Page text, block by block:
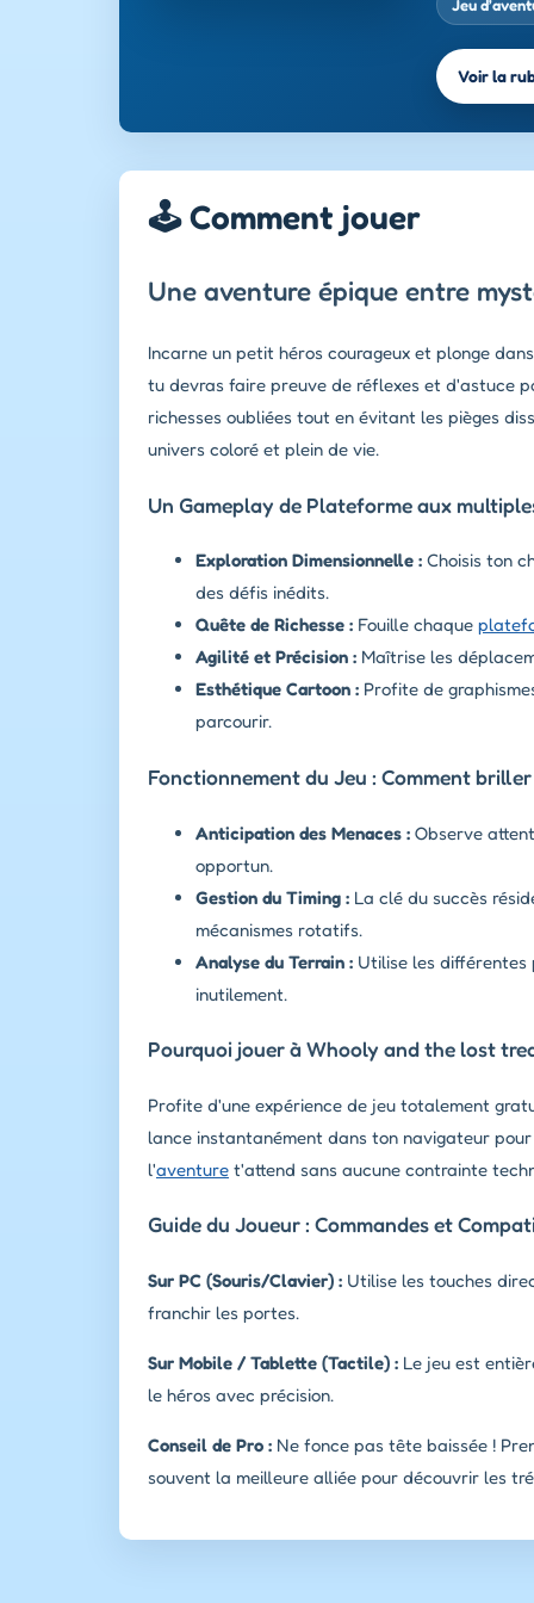
Jeu
Voir la
🕹️ Comment jouer
Une aventure épique entre
Incarne un petit héros courageux et plonge
tu devras faire preuve de réflexes et d'astuce
richesses oubliées tout en évitant les pièges
univers coloré et plein de vie.
Un Gameplay de Plateforme aux
Exploration Dimensionnelle : Choisis ton
des défis inédits.
Quête de Richesse : Fouille chaque
Agilité et Précision : Maîtrise les
Esthétique Cartoon : Profite de
parcourir.
Fonctionnement du Jeu : Comment
Anticipation des Menaces : Observe
opportun.
Gestion du Timing : La clé du succès
mécanismes rotatifs.
Analyse du Terrain : Utilise les différentes
inutilement.
Pourquoi jouer à Whooly and the lost
Profite d'une expérience de jeu totalement
lance instantanément dans ton navigateur
l'aventure t'attend sans aucune contrainte
Guide du Joueur : Commandes et
Sur PC (Souris/Clavier) : Utilise les touches
franchir les portes.
Sur Mobile / Tablette (Tactile) : Le jeu est
le héros avec précision.
Conseil de Pro : Ne fonce pas tête baissée !
souvent la meilleure alliée pour découvrir les